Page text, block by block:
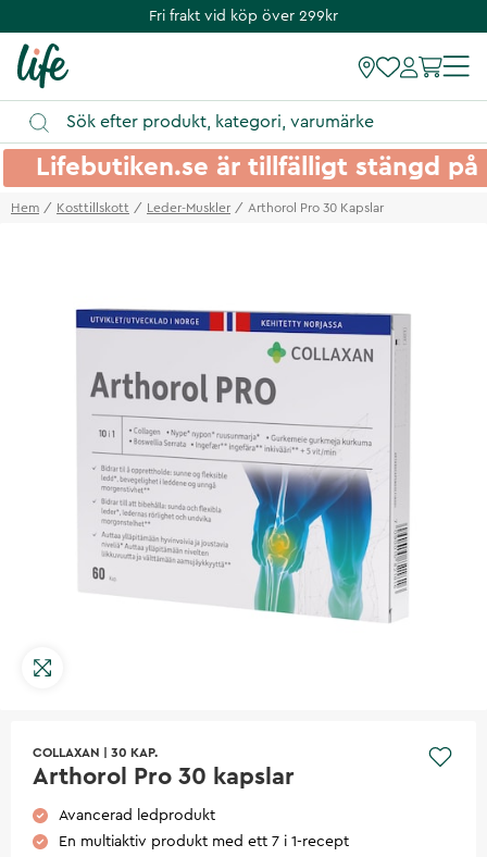
Fri frakt vid köp över 299kr
Lifebutiken.se är tillfälligt stängd
Hem Kosttillskott Leder-Muskler Arthorol Pro 30 Kapslar
COLLAXAN 30 KAP.
Arthorol Pro 30 kapslar
Avancerad ledprodukt
En multiaktiv produkt med ett 7 i 1-recept